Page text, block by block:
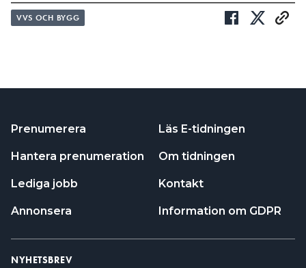
VVS OCH BYGG
Prenumerera
Hantera prenumeration
Lediga jobb
Annonsera
Läs E-tidningen
Om tidningen
Kontakt
Information om GDPR
NYHETSBREV